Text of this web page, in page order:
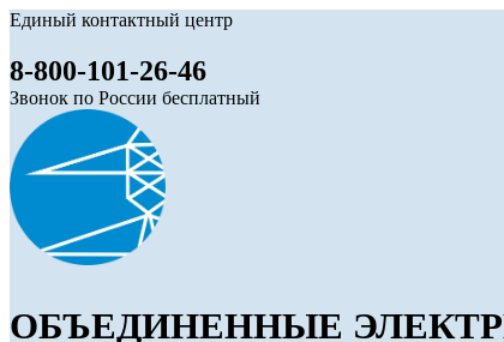
Единый контактный центр
8-800-101-26-46
Звонок по России бесплатный
ОБЪЕДИНЕННЫЕ